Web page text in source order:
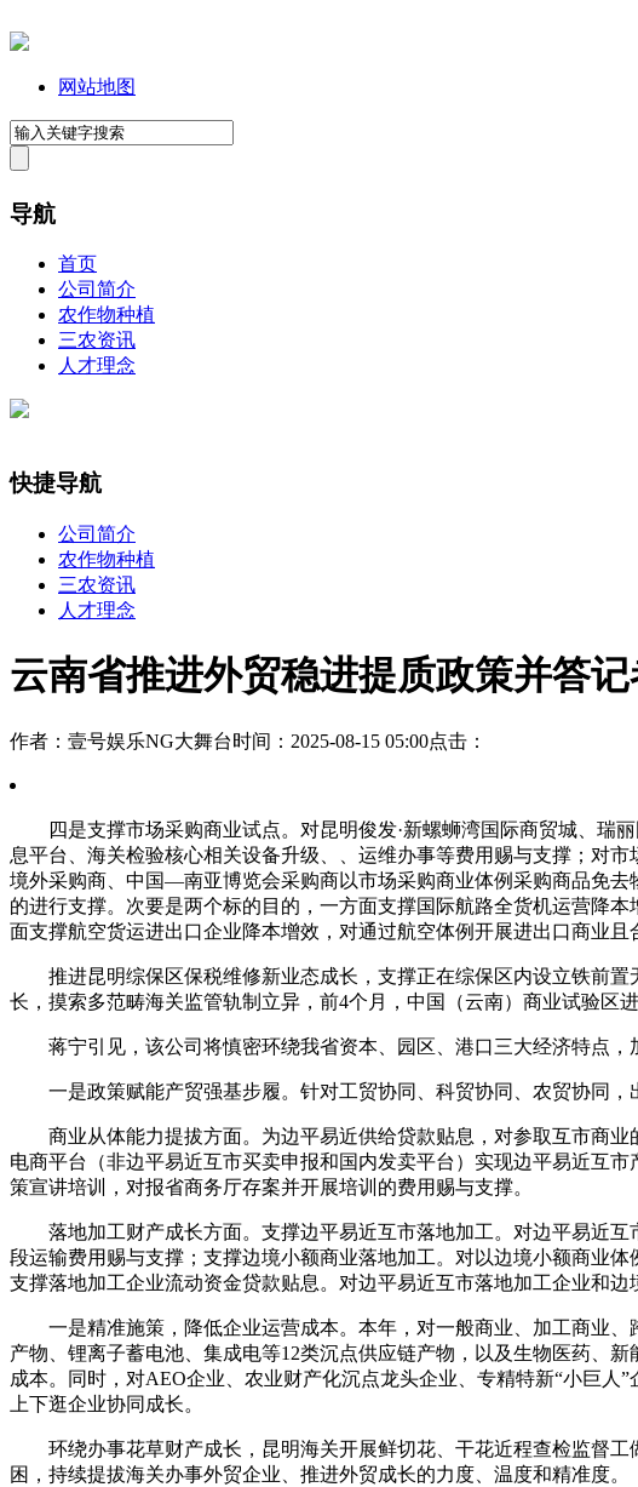
网站地图
导航
首页
公司简介
农作物种植
三农资讯
人才理念
快捷导航
公司简介
农作物种植
三农资讯
人才理念
云南省推进外贸稳进提质政策并答记
作者：壹号娱乐NG大舞台时间：2025-08-15 05:00点击：
四是支撑市场采购商业试点。对昆明俊发·新螺蛳湾国际商贸城、瑞
息平台、海关检验核心相关设备升级、、运维办事等费用赐与支撑；对
境外采购商、中国—南亚博览会采购商以市场采购商业体例采购商品免
的进行支撑。次要是两个标的目的，一方面支撑国际航路全货机运营降
面支撑航空货运进出口企业降本增效，对通过航空体例开展进出口商业
推进昆明综保区保税维修新业态成长，支撑正在综保区内设立铁前置
长，摸索多范畴海关监管轨制立异，前4个月，中国（云南）商业试验区
蒋宁引见，该公司将慎密环绕我省资本、园区、港口三大经济特点，
一是政策赋能产贸强基步履。针对工贸协同、科贸协同、农贸协同，
商业从体能力提拔方面。为边平易近供给贷款贴息，对参取互市商业
电商平台（非边平易近互市买卖申报和国内发卖平台）实现边平易近互
策宣讲培训，对报省商务厅存案并开展培训的费用赐与支撑。
落地加工财产成长方面。支撑边平易近互市落地加工。对边平易近互
段运输费用赐与支撑；支撑边境小额商业落地加工。对以边境小额商业
支撑落地加工企业流动资金贷款贴息。对边平易近互市落地加工企业和
一是精准施策，降低企业运营成本。本年，对一般商业、加工商业、
产物、锂离子蓄电池、集成电等12类沉点供应链产物，以及生物医药、
成本。同时，对AEO企业、农业财产化沉点龙头企业、专精特新“小巨
上下逛企业协同成长。
环绕办事花草财产成长，昆明海关开展鲜切花、干花近程查检监督工
困，持续提拔海关办事外贸企业、推进外贸成长的力度、温度和精准度。